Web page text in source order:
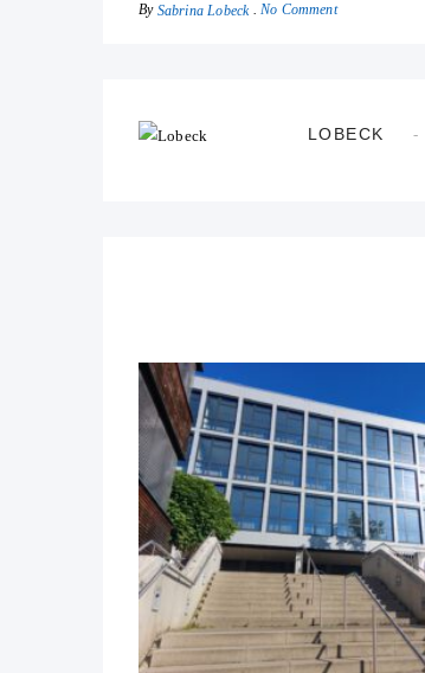
By Sabrina Lobeck No Comment
LOBECK